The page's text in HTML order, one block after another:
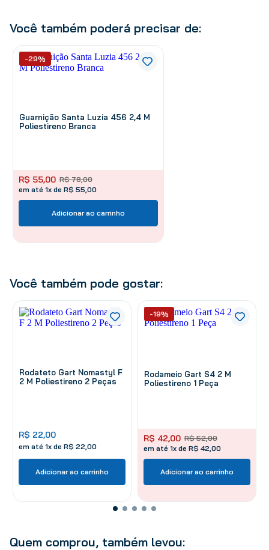
Você também poderá precisar de:
Guarnição Santa Luzia 456 2,4 M
Poliestireno Branca
R$ 78,00
R$ 55,00
em até 1x de R$ 55,00
-29%
Adicionar ao carrinho
Você também pode gostar:
Rodateto Gart Nomastyl F
2 M Poliestireno 2 Peças
R$ 22,00
em até 1x de R$ 22 00
Adicionar ao carrinho
Rodameio Gart S4 2 M
Poliestireno 1 Peça
R$ 52,00
R$ 42,00
em até 1x de R$ 42,00
-19%
Adicionar ao carrinho
Quem comprou, também levou: